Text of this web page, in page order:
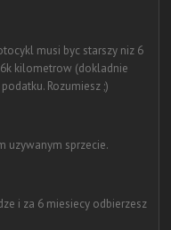
musi byc starszy niz 6
kilometrow (dokladnie
Rozumiesz ;)
uzywanym sprzecie.
i za 6 miesiecy odbierzesz